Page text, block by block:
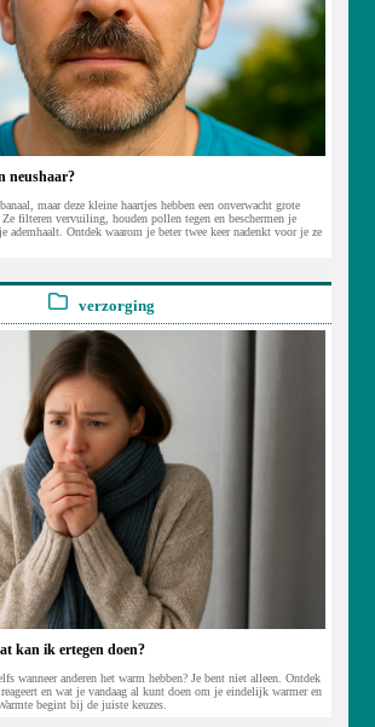
neushaar?
maar deze kleine haartjes hebben een onverwacht grote
filteren vervuiling, houden pollen tegen en beschermen je
ademhaalt. Ontdek waarom je beter twee keer nadenkt voor je ze
verzorging
kan ik ertegen doen?
wanneer anderen het warm hebben? Je bent niet alleen. Ontdek
en wat je vandaag al kunt doen om je eindelijk warmer en
begint bij de juiste keuzes.